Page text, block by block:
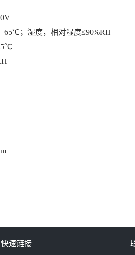
0V
； 湿度，相对湿度≤90%RH
快速链接